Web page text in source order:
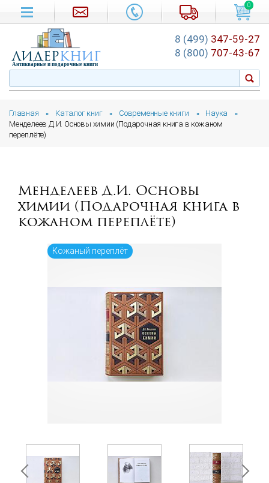
Главная » Каталог книг » Современные книги » Наука »
Менделеев Д.И. Основы химии (Подарочная книга в кожаном
переплёте)
Менделеев Д.И. Основы
химии (Подарочная книга в
кожаном переплёте)
Кожаный переплёт
0
лидеркниг
Антикварные и подарочные книги
8 (499) 347-59-27
8 (800) 707-43-67